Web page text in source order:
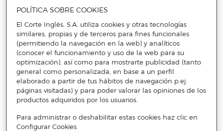
hasta pantalones y chaquetas, ¡tienes mucho por explorar!
Lab utiliza tejidos de alta calidad que asegurandurabilidad y
rendimiento. Pero no se trata solo de cómo se ve la ropa; se
trata de cómo te hace sentir.
Ya sea que estés corriendo en el parque, levantando pesas en
el gimnasio, o simplemente disfrutando dedeportes
acuáticos , Elite Lab tiene lo que necesitas para alcanzar tu
máximo potencial.
Ahora, démosle un vistazo a los descuentos que tenemos en
Primeriti y cómo puedes aprovecharlos para
equipo deportivo
POLÍTICA SOBRE COOKIES
El Corte Inglés, S.A. utiliza cookies y otras tecnologías
similares, propias y de terceros para fines funcionales
(permitiendo la navegación en la web) y analíticos
(conocer el funcionamiento y uso de la web para su
optimización), así como para mostrarte publicidad (tanto
general como personalizada, en base a un perfil
elaborado a partir de tus hábitos de navegación p.ej.
páginas visitadas) y para poder valorar las opiniones de los
productos adquiridos por los usuarios.
Para administrar o deshabilitar estas cookies haz clic en
Configurar Cookies.